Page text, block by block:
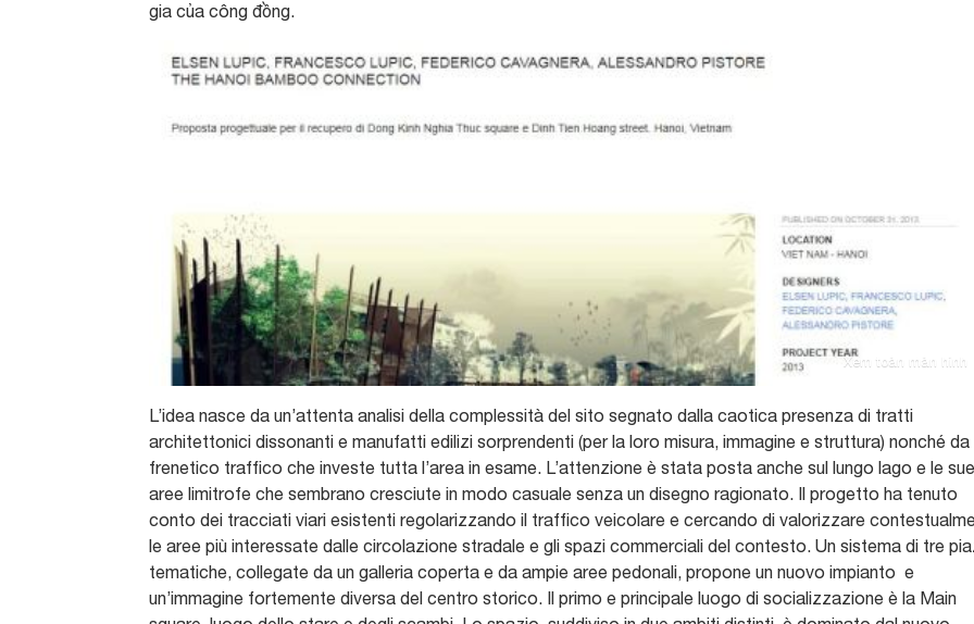
gia của công đồng.
Xem toàn màn hình
L’idea nasce da un’attenta analisi della complessità del sito segnato dalla caotica presenza di tratti
architettonici dissonanti e manufatti edilizi sorprendenti (per la loro misura, immagine e struttura) nonché da
frenetico traffico che investe tutta l’area in esame. L’attenzione è stata posta anche sul lungo lago e le sue
aree limitrofe che sembrano cresciute in modo casuale senza un disegno ragionato. Il progetto ha tenuto
conto dei tracciati viari esistenti regolarizzando il traffico veicolare e cercando di valorizzare
le aree più interessate dalle circolazione stradale e gli spazi commerciali del contesto. Un sistema di tre
tematiche, collegate da un galleria coperta e da ampie aree pedonali, propone un nuovo impianto e
un’immagine fortemente diversa del centro storico. Il primo e principale luogo di socializzazione è la Main